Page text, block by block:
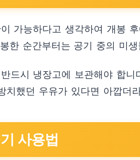
가능하다고 생각하여 개봉
한 순간부터는 공기 중의 미
드시 냉장고에 보관해야 합
치했던 우유가 있다면 아깝더
사용법